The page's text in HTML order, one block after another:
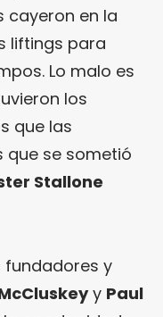
cayeron en la
liftings para
Lo malo es
los
que las
que se sometió
Stallone
fundadores y
y Paul